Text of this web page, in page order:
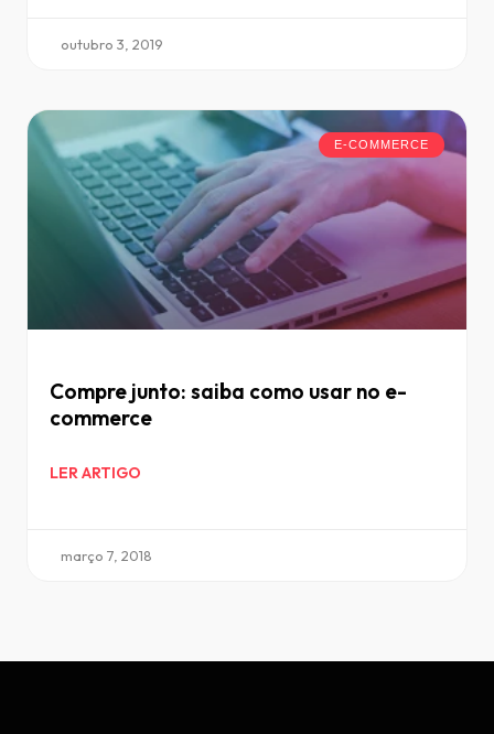
outubro 3, 2019
E-COMMERCE
Compre junto: saiba como usar no e-
commerce
LER ARTIGO
março 7, 2018